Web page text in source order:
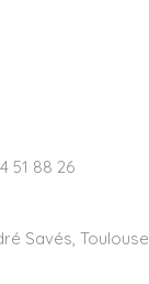
51 88 26
Savés, Toulouse